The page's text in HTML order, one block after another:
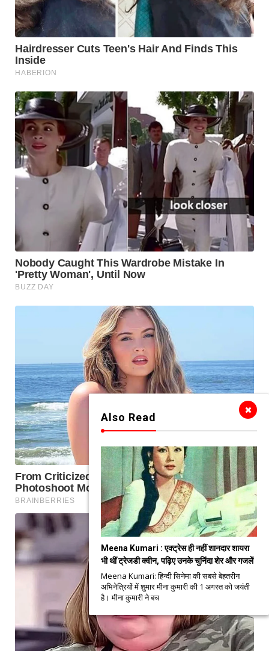
Also Read
Meena Kumari : एक्ट्रेस ही नहीं शानदार शायरा
भी थीं ट्रेजडी क्वीन, पढ़िए उनके चुनिंदा शेर और गजलें
Meena Kumari: हिन्दी सिनेमा की सबसे बेहतरीन
अभिनेत्रियों में शुमार मीना कुमारी की 1 अगस्त को जयंती
है। मीना कुमारी ने बच